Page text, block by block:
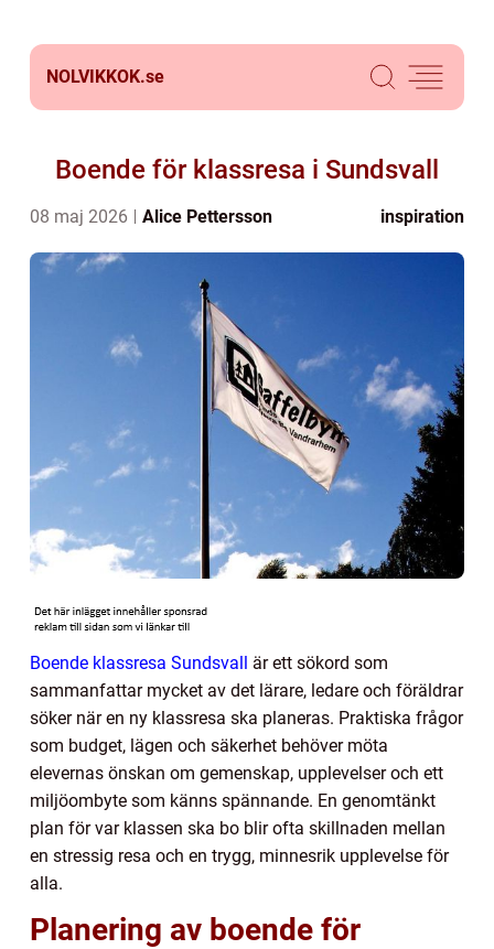
NOLVIKKOK.se
Boende för klassresa i Sundsvall
08 maj 2026 Alice Pettersson inspiration
Boende klassresa Sundsvall är ett sökord som
sammanfattar mycket av det lärare, ledare och föräldrar
söker när en ny klassresa ska planeras. Praktiska frågor
som budget, lägen och säkerhet behöver möta
elevernas önskan om gemenskap, upplevelser och ett
miljöombyte som känns spännande. En genomtänkt
plan för var klassen ska bo blir ofta skillnaden mellan
en stressig resa och en trygg, minnesrik upplevelse för
alla.
Planering av boende för